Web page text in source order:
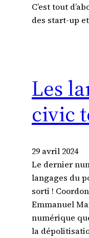
C’est tout
des start-up
Les
civic
29 avril 2024
Le dernier
langages du
sorti !
Emmanuel
numérique
la